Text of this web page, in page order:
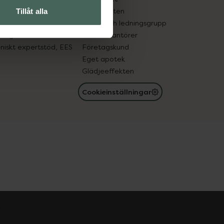
Tillåt alla
in gammal medicin
expertstöd, EES
Samarbeten
Ägare och ledningsgrupp
För leverantörer
Företagskund
Eget apotek
Glädjeeffekten
Cookieinställningar